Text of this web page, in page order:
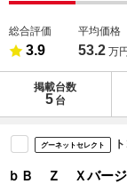
総合評価
3.9
平均価格
53.2 万円
掲載台数
5 台
グーネットセレクト
ｂＢ Ｚ Ｘバー